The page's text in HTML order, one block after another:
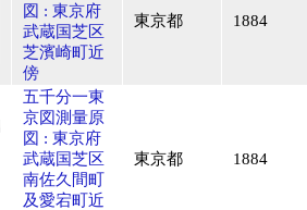
図 : 東京府
武蔵国芝区
芝濱崎町近
傍
東京都 1884
五千分一東
京図測量原
図 : 東京府
武蔵国芝区
南佐久間町
及愛宕町近
東京都 1884